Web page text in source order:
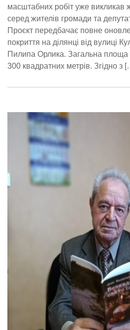
масштабних робіт уже викликав
серед жителів громади та
Проєкт передбачає повне
покриття на ділянці від вулиці
Пилипа Орлика. Загальна площа
300 квадратних метрів. Згідно з